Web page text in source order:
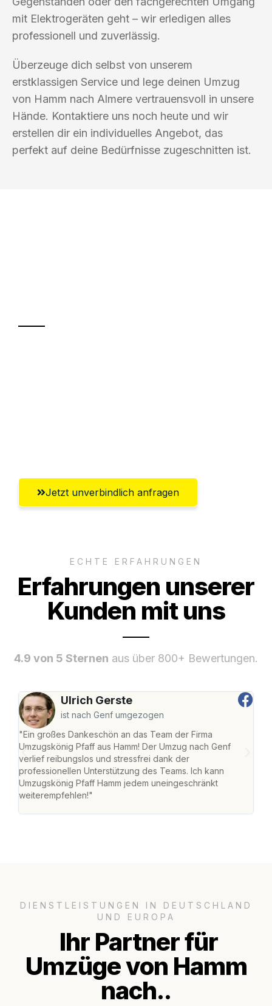
mit Elektrogeräten geht – wir erledigen alles
professionell und zuverlässig.
Überzeuge dich selbst von unserem
erstklassigen Service und lege deinen Umzug
von Hamm nach Almere vertrauensvoll in unsere
Hände. Kontaktiere uns noch heute und wir
erstellen dir ein individuelles Angebot, das
perfekt auf deine Bedürfnisse zugeschnitten ist.
Jetzt unverbindlich anfragen
ECHTE ERFAHRUNGEN
Erfahrungen unserer
Kunden mit uns
4.9 von 5 Sternen aus über 800+ Bewertungen.
Ulrich Gerste
ist nach Genf umgezogen
"Ein großes Dankeschön an das Team der Firma
Umzugskönig Pfaff aus Hamm! Der Umzug nach Genf
verlief reibungslos und stressfrei dank der
professionellen Unterstützung des Teams. Ich kann
Umzugskönig Pfaff Hamm jedem uneingeschränkt
weiterempfehlen!"
DIENSTLEISTUNGEN IN DEUTSCHLAND
UND EUROPA
Ihr Partner für
Umzüge von Hamm
nach..